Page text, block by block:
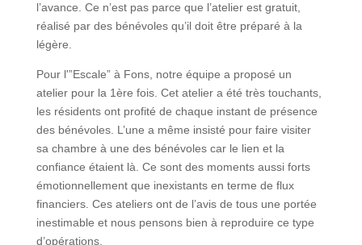
l’avance. Ce n’est pas parce que l’atelier est gratuit,
réalisé par des bénévoles qu’il doit être préparé à la
légère.
Pour l'”Escale” à Fons, notre équipe a proposé un
atelier pour la 1ère fois. Cet atelier a été très touchants,
les résidents ont profité de chaque instant de présence
des bénévoles. L’une a même insisté pour faire visiter
sa chambre à une des bénévoles car le lien et la
confiance étaient là. Ce sont des moments aussi forts
émotionnellement que inexistants en terme de flux
financiers. Ces ateliers ont de l’avis de tous une portée
inestimable et nous pensons bien à reproduire ce type
d’opérations.